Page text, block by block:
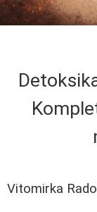
Vitomirka